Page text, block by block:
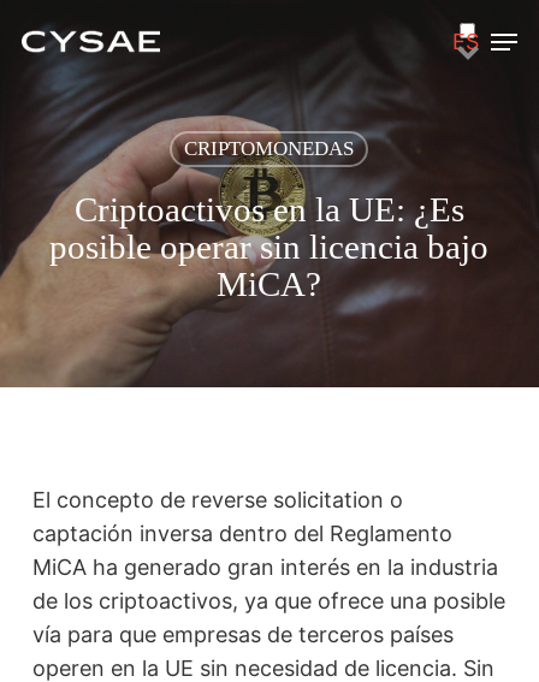
content
ES
CRIPTOMONEDAS
Criptoactivos en la UE: ¿Es
posible operar sin licencia bajo
MiCA?
El concepto de reverse solicitation o
captación inversa dentro del Reglamento
MiCA ha generado gran interés en la industria
de los criptoactivos, ya que ofrece una posible
vía para que empresas de terceros países
operen en la UE sin necesidad de licencia. Sin